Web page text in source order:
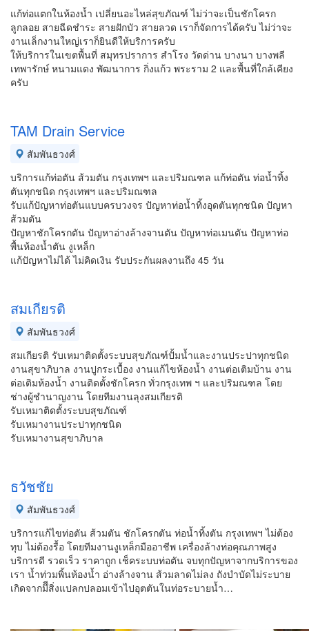
แก้ท่อแตกในห้องน้ำ เปลี่ยนอะไหล่สุขภัณฑ์ ไม่ว่าจะเป็นชักโครก
ลูกลอย สายฉีดชำระ สายฝักบัว สายลวด เราก็จัดการได้ครับ ไม่ว่าจะ
งานเล็กงานใหญ่เราก็ยินดีให้บริการครับ
ให้บริการในเขตพื้นที่ สมุทรปราการ สำโรง วัดด่าน บางนา บางพลี
เทพารักษ์ หนามแดง พัฒนาการ กิ่งแก้ว พระราม 2 และพื้นที่ใกล้เคียง
ครับ
TAM Drain Service
สัมพันธวงศ์
บริการแก้ท่อตัน ส้วมตัน กรุงเทพฯ และปริมณฑล แก้ท่อตัน ท่อน้ำทิ้ง
ตันทุกชนิด กรุงเทพฯ และปริมณฑล
รับแก้ปัญหาท่อตันแบบครบวงจร ปัญหาท่อน้ำทิ้งอุดตันทุกชนิด ปัญหา
ส้วมตัน
ปัญหาชักโครกตัน ปัญหาอ่างล้างจานตัน ปัญหาท่อเมนตัน ปัญหาท่อ
พื้นห้องน้ำตัน งูเหล็ก
แก้ปัญหาไม่ได้ ไม่คิดเงิน รับประกันผลงานถึง 45 วัน
สมเกียรติ
สัมพันธวงศ์
สมเกียรติ รับเหมาติดตั้งระบบสุขภัณฑ์ปั้มน้ำและงานประปาทุกชนิด
งานสุขาภิบาล งานปูกระเบื้อง งานแก้ไขห้องน้ำ งานต่อเติมบ้าน งาน
ต่อเติมห้องน้ำ งานติดตั้งชักโครก ทั่วกรุงเทพ ฯ และปริมณฑล โดย
ช่างผู้ชำนาญงาน โดยทีมงานลุงสมเกียรติ
รับเหมาติดตั้งระบบสุขภัณฑ์
รับเหมางานประปาทุกชนิด
รับเหมางานสุขาภิบาล
ธวัชชัย
สัมพันธวงศ์
บริการแก้ไขท่อตัน ส้วมตัน ชักโครกตัน ท่อน้ำทิ้งตัน กรุงเทพฯ ไม่ต้อง
ทุบ ไม่ต้องรื้อ โดยทีมงานงูเหล็กมืออาชีพ เครื่องล้างท่อคุณภาพสูง
บริการดี รวดเร็ว ราคาถูก เช็คระบบท่อตัน จบทุกปัญหาจากบริการของ
เรา น้ำท่วมพิ้นห้องน้ำ อ่างล้างจาน ส้วมลาดไม่ลง ถังบำบัดไม่ระบาย
เกิดจากมึีสิ่งแปลกปลอมเข้าไปอุตตันในท่อระบายน้ำ…